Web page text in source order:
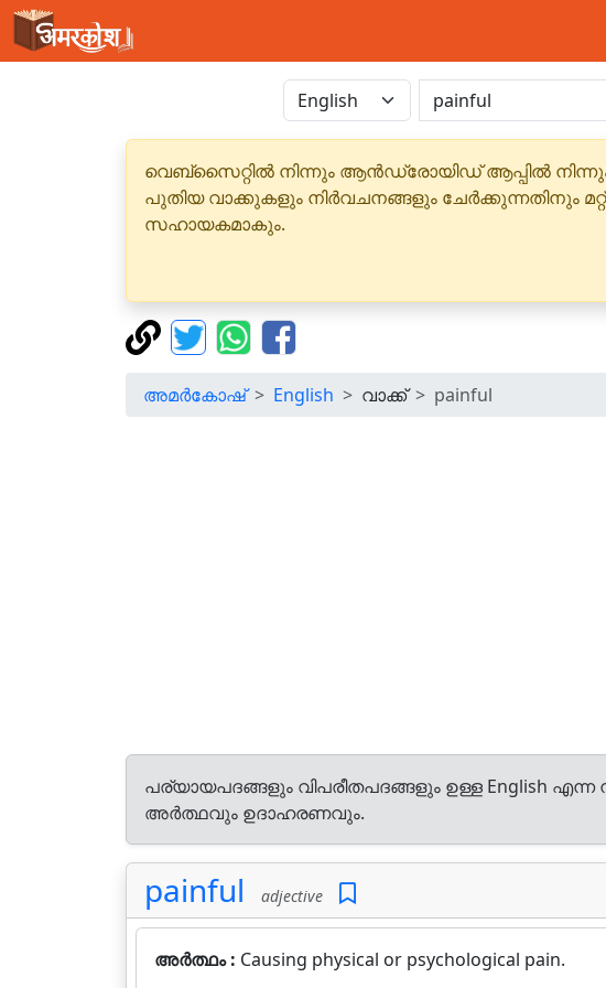
വെബ്‌സൈറ്റിൽ നിന്നും ആൻഡ്രോയിഡ് ആപ്പിൽ
പുതിയ വാക്കുകളും നിർവചനങ്ങളും ചേർക്കുന്നതിനും
സഹായകമാകും.
അമർകോഷ് English വാക്ക് painful
പര്യായപദങ്ങളും വിപരീതപദങ്ങളും ഉള്ള English
അർത്ഥവും ഉദാഹരണവും.
painful adjective
അർത്ഥം : Causing physical or psychological pain.